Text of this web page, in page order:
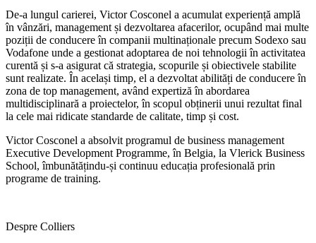
De-a lungul carierei, Victor Cosconel a acumulat experiență amplă
în vânzări, management și dezvoltarea afacerilor, ocupând mai multe
poziții de conducere în companii multinaționale precum Sodexo sau
Vodafone unde a gestionat adoptarea de noi tehnologii în activitatea
curentă și s-a asigurat că strategia, scopurile și obiectivele stabilite
sunt realizate. În același timp, el a dezvoltat abilități de conducere în
zona de top management, având expertiză în abordarea
multidisciplinară a proiectelor, în scopul obținerii unui rezultat final
la cele mai ridicate standarde de calitate, timp și cost.
Victor Cosconel a absolvit programul de business management
Executive Development Programme, în Belgia, la Vlerick Business
School, îmbunătățindu-și continuu educația profesională prin
programe de training.
Despre Colliers